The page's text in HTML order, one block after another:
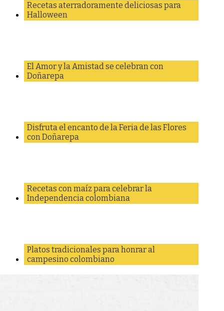
Recetas aterradoramente deliciosas para
Halloween
El Amor y la Amistad se celebran con
Doñarepa
Disfruta el encanto de la Feria de las Flores
con Doñarepa
Recetas con maíz para celebrar la
Independencia colombiana
Platos tradicionales para honrar al
campesino colombiano